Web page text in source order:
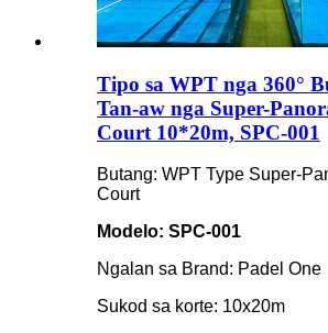
Tipo sa WPT nga 360°
Tan-aw nga Super-
Court 10*20m, SPC-001
Butang: WPT Type Super-
Court
Modelo: SPC-001
Ngalan sa Brand: Padel One
Sukod sa korte: 10x20m